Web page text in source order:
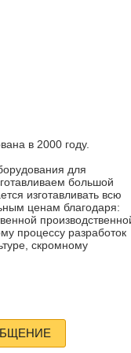
в 2000 году.
для
большой
изготавливать всю
ценам благодаря:
процессу разработок
скромному